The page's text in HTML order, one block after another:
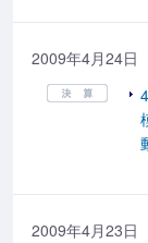
2009年4月24日
2009年4月23日